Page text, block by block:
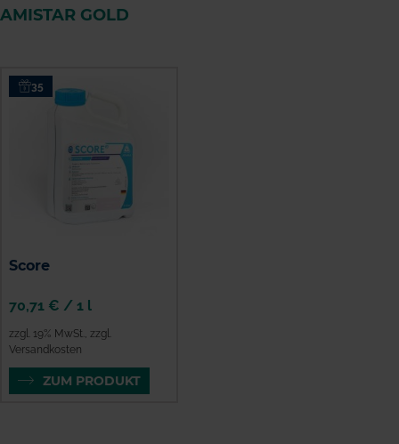
AMISTAR GOLD
35
Score
zzgl. 19% MwSt., zzgl.
Versandkosten
70,71 € / 1 l
ZUM PRODUKT